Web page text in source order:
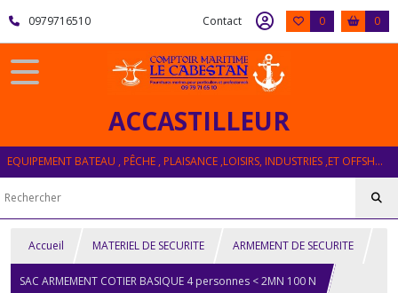
0979716510 Contact 0 0
ACCASTILLEUR
EQUIPEMENT BATEAU , PÊCHE , PLAISANCE ,LOISIRS, INDUSTRIES ,ET OFFSHORE
Accueil MATERIEL DE SECURITE ARMEMENT DE SECURITE
SAC ARMEMENT COTIER BASIQUE 4 personnes < 2MN 100 N